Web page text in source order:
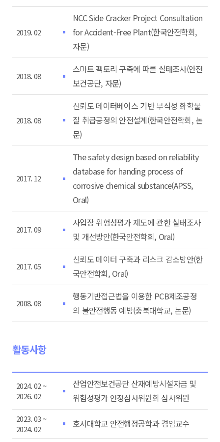
2019. 02
NCC Side Cracker Project Consultation
for Accident-Free Plant(한국안전학회,
자문)
2018. 08
스마트 팩토리 구축에 따른 실태조사(안전
보건공단, 자문)
2018. 08
신뢰도 데이터베이스 기반 부식성 화학물
질 취급공정의 안전설계(한국안전학회, 논
문)
2017. 12
The safety design based on reliability
database for handing process of
corrosive chemical substance(APSS,
Oral)
2017. 09
사업장 위험성평가 제도에 관한 실태조사
및 개선방안(한국안전학회, Oral)
2017. 05
신뢰도 데이터 구축과 리스크 감소방안(한
국안전학회, Oral)
2008. 08
행동기반접근법을 이용한 PCB제조공정
의 불안전행동 예방(충북대학교, 논문)
활동사항
2024. 02 ~
2026. 02
산업안전보건공단 산재예방시설자금 및
위험성평가 인정심사위원회 심사위원
2023. 03 ~
2024. 02
호서대학교 안전행정공학과 겸임교수